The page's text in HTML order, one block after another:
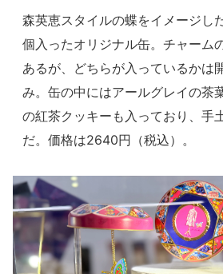
森英恵スタイルの蝶をイメージし
個入ったオリジナル缶。チャーム
あるが、どちらが入っているかは
み。缶の中にはアールグレイの茶
の紅茶クッキーも入っており、手
だ。価格は2640円（税込）。